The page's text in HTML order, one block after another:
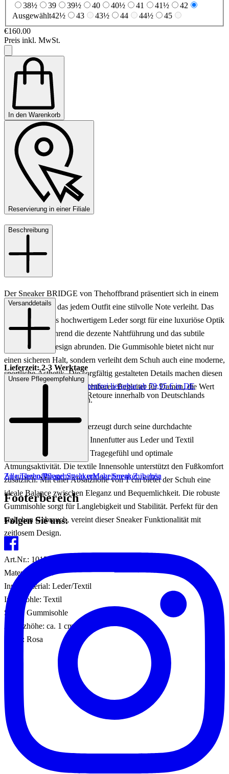
38½
39 39½ 40 40½ 41 41½
42
Ausgewählt42½ 43 43½ 44 44½
45
€160.00
Preis inkl. MwSt.
In den Warenkorb
Reservierung in einer Filiale
Beschreibung
Der Sneaker BRIDGE von Thehoffbrand präsentiert sich in einem
eleganten Rosa, das jedem Outfit eine stilvolle Note verleiht. Das
Obermaterial aus hochwertigem Leder sorgt für eine luxuriöse Optik
und Haptik, während die dezente Nahtführung und das subtile
Branding das Design abrunden. Die Gummisohle bietet nicht nur
einen sicheren Halt, sondern verleiht dem Schuh auch eine moderne,
sportliche Ästhetik. Die sorgfältig gestalteten Details machen diesen
Sneaker zu einem unverzichtbaren Begleiter für Damen, die Wert
auf Stil und Komfort legen.
Der BRIDGE Sneaker überzeugt durch seine durchdachte
Materialkombination. Das Innenfutter aus Leder und Textil
garantiert ein angenehmes Tragegefühl und optimale
Atmungsaktivität. Die textile Innensohle unterstützt den Fußkomfort
zusätzlich. Mit einer Absatzhöhe von 1 cm bietet der Schuh eine
ideale Balance zwischen Eleganz und Bequemlichkeit. Die robuste
Gummisohle sorgt für Langlebigkeit und Stabilität. Perfekt für den
täglichen Gebrauch, vereint dieser Sneaker Funktionalität mit
zeitlosem Design.
Art.Nr.: 101592000049
Material: Leder
Innenmaterial: Leder/Textil
Innensohle: Textil
Sohle: Gummisohle
Absatzhöhe: ca. 1 cm
Farbe: Rosa
Versanddetails
Lieferzeit: 2-3 Werktage
Keine Versandkosten:
kostenfrei lieferbar ab 79,95 € in DE
Einfache und Kostenlose Retoure innerhalb von Deutschlands
Unsere Pflegeempfehlung
Zu unseren Pflegemitteln und weiterem Zubehör
Alle Thehoffbrand SneakerMehr Sneaker in rosa
Footerbereich
Folgen Sie uns: